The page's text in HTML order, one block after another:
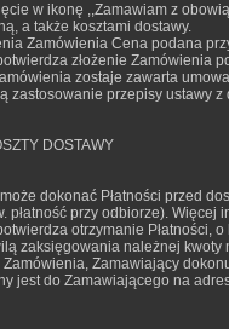
w ikonę ,,Zamawiam z
a także kosztami dostawy.
Zamówienia Cena podana
złożenie Zamówienia
zostaje zawarta
zastosowanie przepisy ustawy
DOSTAWY
dokonać Płatności przed
płatność przy odbiorze). Więcej
otrzymanie Płatności,
zaksięgowania należnej kwoty
Zamawiający
jest do Zamawiającego na